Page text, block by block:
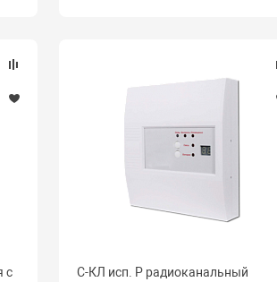
с
С-КЛ исп. Р радиоканальный